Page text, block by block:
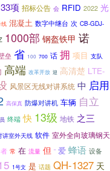
33项 招标公告 会 RFID 2022 光
混凝土 数字中继台 次 CB-GDJ-
1000部 钢盔铁甲 诺
垒 省 100 700 话 拥 项目 支队
高端 改革开放 迎 高清楚 LTE-
风景区无线对讲系统 中 启用
高保真 防爆对讲机 车辆 自立
终端 快 13级 地铁 之三
讲室外天线 软件 室外全向玻璃钢天
常 在 流量 但 ” 爱 蜂语 设备
1号文 是 话题 QH-1327 天